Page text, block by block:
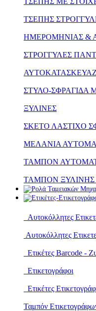
ΤΣΕΠΗΣ
ΗΜΕΡΟΜΗΝΙΑΣ &
ΣΤΡΟΓΓΥΛΕΣ
ΣΤΥΛΟ-ΣΦΡΑΓΙΔΑ
ΞΥΛΙΝΕΣ
ΣΚΕΤΟ ΛΑΣΤΙΧΟ
ΜΕΛΑΝΙΑ
ΤΑΜΠΟΝ
ΤΑΜΠΟΝ ΞΥΛΙΝΗΣ
Αυτοκόλλητες
Αυτοκόλλητες
Ετικέτες Barcode -
Ετικετογράφοι
Ετικέτες
Ταμπόν